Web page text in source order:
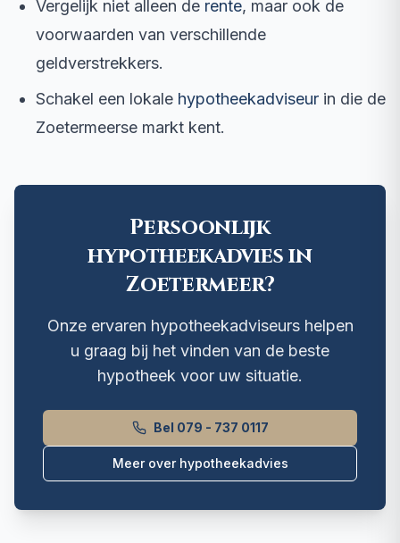
Vergelijk niet alleen de rente, maar ook de
voorwaarden van verschillende
geldverstrekkers.
Schakel een lokale hypotheekadviseur in die de
Zoetermeerse markt kent.
Persoonlijk
hypotheekadvies in
Zoetermeer?
Onze ervaren hypotheekadviseurs helpen
u graag bij het vinden van de beste
hypotheek voor uw situatie.
Bel 079 - 737 0117
Meer over hypotheekadvies